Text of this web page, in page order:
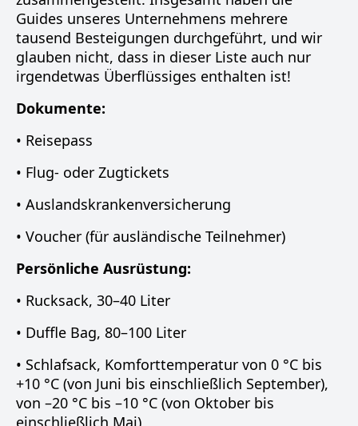
Guides unseres Unternehmens mehrere
tausend Besteigungen durchgeführt, und wir
glauben nicht, dass in dieser Liste auch nur
irgendetwas Überflüssiges enthalten ist!
Dokumente:
• Reisepass
• Flug- oder Zugtickets
• Auslandskrankenversicherung
• Voucher (für ausländische Teilnehmer)
Persönliche Ausrüstung:
• Rucksack, 30–40 Liter
• Duffle Bag, 80–100 Liter
• Schlafsack, Komforttemperatur von 0 °C bis
+10 °C (von Juni bis einschließlich September),
von –20 °C bis –10 °C (von Oktober bis
einschließlich Mai)